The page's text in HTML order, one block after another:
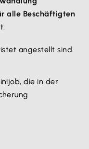
alle Beschäftigten
angestellt sind
die in der